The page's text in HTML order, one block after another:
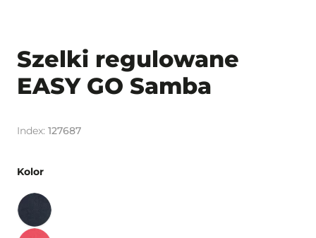
Szelki regulowane
EASY GO Samba
127687
Kolor